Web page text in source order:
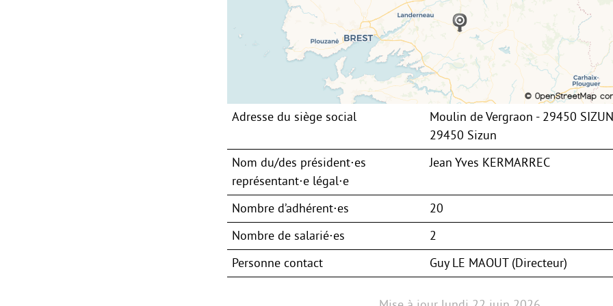
Adresse du siège social
Moulin de Vergraon - 29450 SIZUN
29450 Sizun
Nom du/des président⋅es
représentant⋅e légal⋅e
Jean Yves KERMARREC
Nombre d’adhérent⋅es
20
Nombre de salarié⋅es
2
Personne contact
Guy LE MAOUT (Directeur)